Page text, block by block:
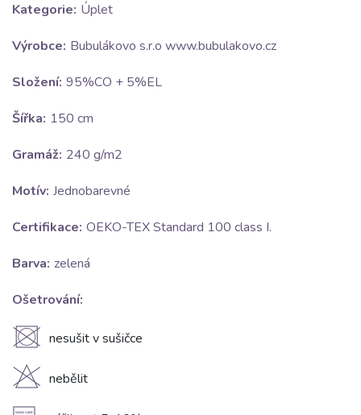
Kategorie: Úplet
Výrobce: Bubulákovo s.r.o www.bubulakovo.cz
Složení: 95%CO + 5%EL
Šířka: 150 cm
Gramáž: 240 g/m2
Motív: Jednobarevné
Certifikace: OEKO-TEX Standard 100 class I.
Barva: zelená
Ošetrování:
U nesušit v sušičce
H nebělit